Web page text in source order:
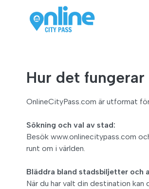
Hur det fungerar
OnlineCityPass.com är utformat
Sökning och val av stad:
Besök www.onlinecitypass.com
runt om i världen.
Bläddra bland stadsbiljetter och
När du har valt din destination